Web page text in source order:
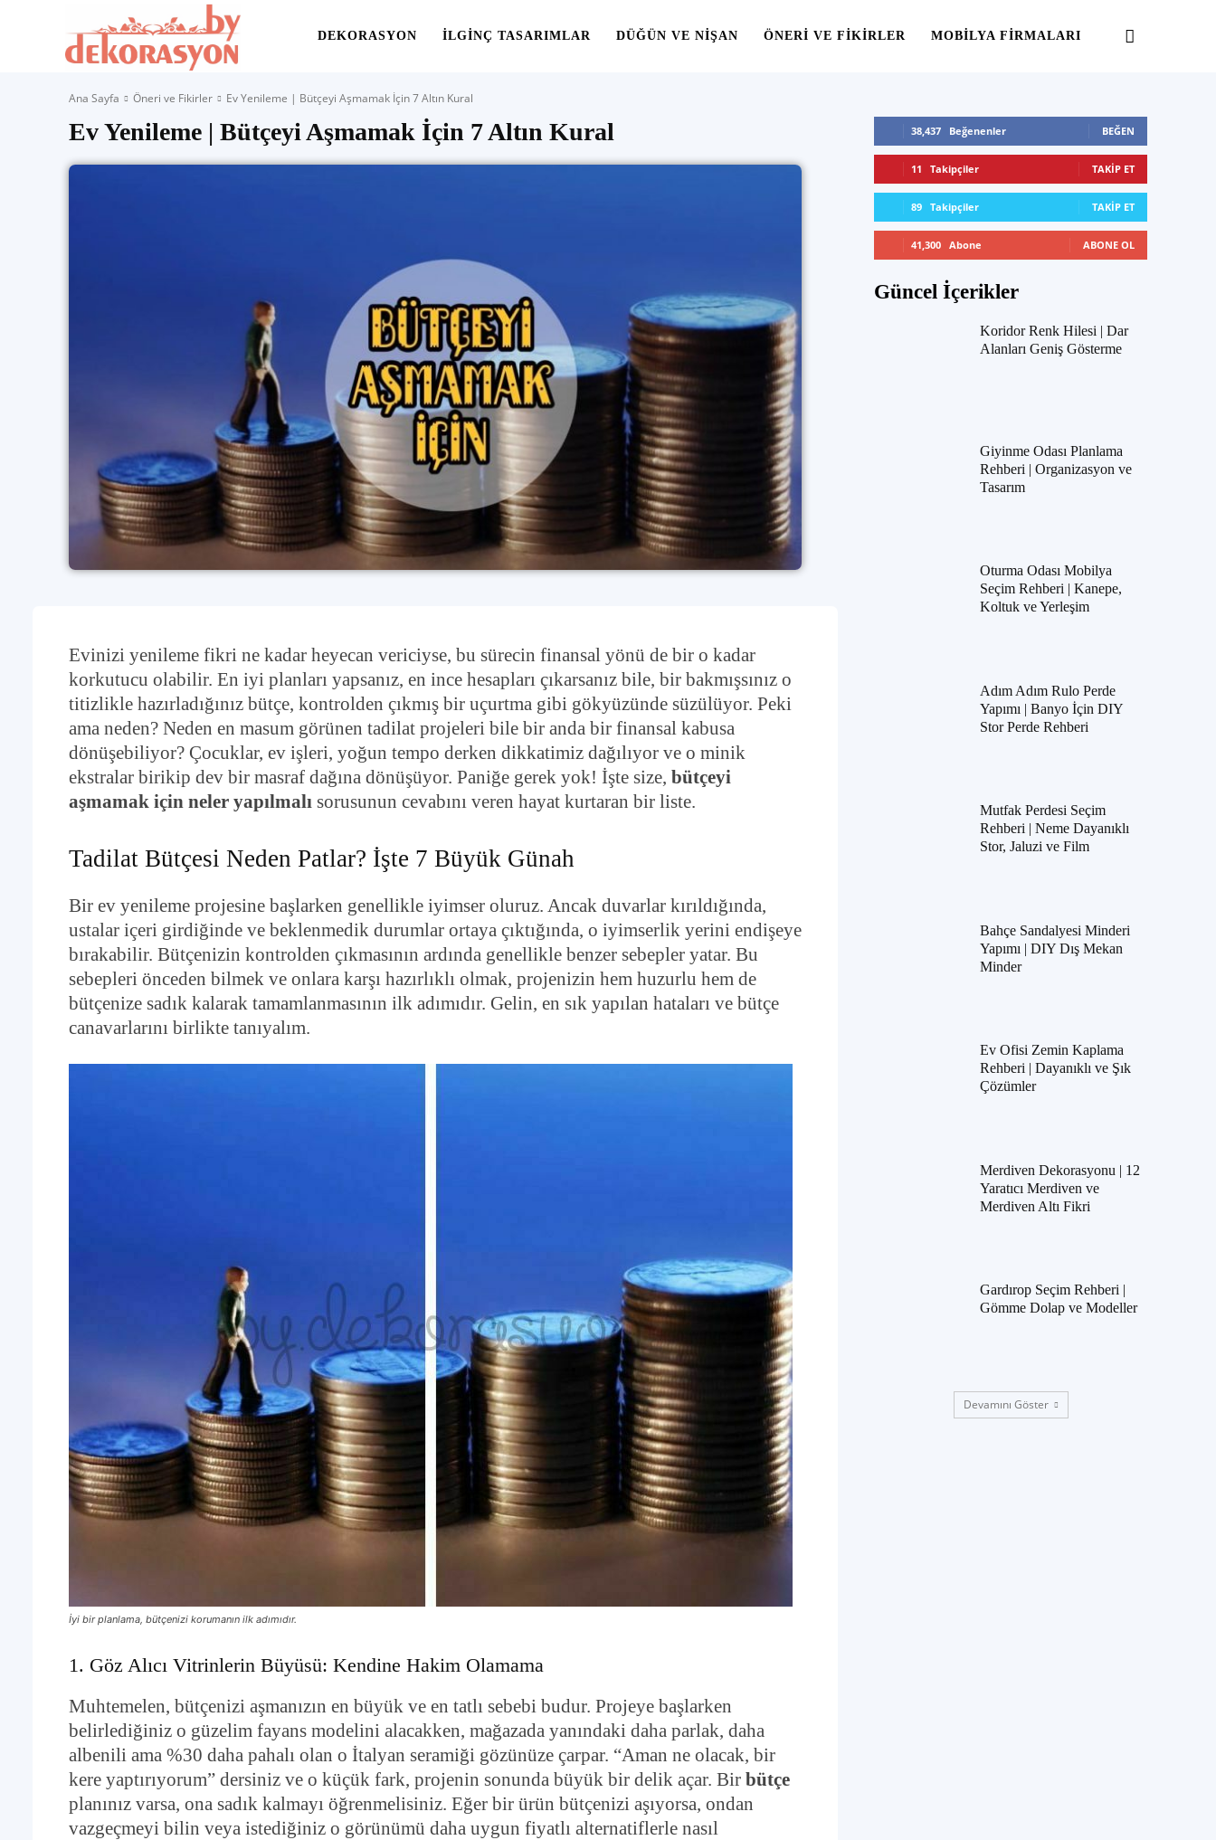
Alanınıza
DEKORASYON İLGINÇ TASARIMLAR DÜĞÜN VE NIŞAN ÖNERI VE FIKIRLER MOBILYA FIRMALARI
Ana Sayfa Öneri ve Fikirler Ev Yenileme | Bütçeyi Aşmamak İçin 7 Altın Kural
Ev Yenileme | Bütçeyi Aşmamak İçin 7 Altın Kural
Evinizi yenileme fikri ne kadar heyecan vericiyse, bu sürecin finansal yönü de bir o kadar
korkutucu olabilir. En iyi planları yapsanız, en ince hesapları çıkarsanız bile, bir bakmışsınız o
titizlikle hazırladığınız bütçe, kontrolden çıkmış bir uçurtma gibi gökyüzünde süzülüyor. Peki
ama neden? Neden en masum görünen tadilat projeleri bile bir anda bir finansal kabusa
dönüşebiliyor? Çocuklar, ev işleri, yoğun tempo derken dikkatimiz dağılıyor ve o minik
ekstralar birikip dev bir masraf dağına dönüşüyor. Paniğe gerek yok! İşte size, bütçeyi
aşmamak için neler yapılmalı sorusunun cevabını veren hayat kurtaran bir liste.
Tadilat Bütçesi Neden Patlar? İşte 7 Büyük Günah
Bir ev yenileme projesine başlarken genellikle iyimser oluruz. Ancak duvarlar kırıldığında,
ustalar içeri girdiğinde ve beklenmedik durumlar ortaya çıktığında, o iyimserlik yerini endişeye
bırakabilir. Bütçenizin kontrolden çıkmasının ardında genellikle benzer sebepler yatar. Bu
sebepleri önceden bilmek ve onlara karşı hazırlıklı olmak, projenizin hem huzurlu hem de
bütçenize sadık kalarak tamamlanmasının ilk adımıdır. Gelin, en sık yapılan hataları ve bütçe
canavarlarını birlikte tanıyalım.
İyi bir planlama, bütçenizi korumanın ilk adımıdır.
1. Göz Alıcı Vitrinlerin Büyüsü: Kendine Hakim Olamama
Muhtemelen, bütçenizi aşmanızın en büyük ve en tatlı sebebi budur. Projeye başlarken
belirlediğiniz o güzelim fayans modelini alacakken, mağazada yanındaki daha parlak, daha
albenili ama %30 daha pahalı olan o İtalyan seramiği gözünüze çarpar. “Aman ne olacak, bir
kere yaptırıyorum” dersiniz ve o küçük fark, projenin sonunda büyük bir delik açar. Bir bütçe
planınız varsa, ona sadık kalmayı öğrenmelisiniz. Eğer bir ürün bütçenizi aşıyorsa, ondan
vazgeçmeyi bilin veya istediğiniz o görünümü daha uygun fiyatlı alternatiflerle nasıl
38,437 Beğenenler BEĞEN
11 Takipçiler TAKIP ET
89 Takipçiler TAKIP ET
41,300 Abone ABONE OL
Güncel İçerikler
Koridor Renk Hilesi | Dar
Alanları Geniş Gösterme
Giyinme Odası Planlama
Rehberi | Organizasyon ve
Tasarım
Oturma Odası Mobilya
Seçim Rehberi | Kanepe,
Koltuk ve Yerleşim
Adım Adım Rulo Perde
Yapımı | Banyo İçin DIY
Stor Perde Rehberi
Mutfak Perdesi Seçim
Rehberi | Neme Dayanıklı
Stor, Jaluzi ve Film
Bahçe Sandalyesi Minderi
Yapımı | DIY Dış Mekan
Minder
Ev Ofisi Zemin Kaplama
Rehberi | Dayanıklı ve Şık
Çözümler
Merdiven Dekorasyonu | 12
Yaratıcı Merdiven ve
Merdiven Altı Fikri
Gardırop Seçim Rehberi |
Gömme Dolap ve Modeller
Devamını Göster